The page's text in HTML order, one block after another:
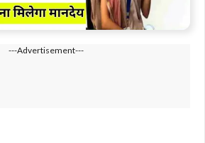
---Advertisement---